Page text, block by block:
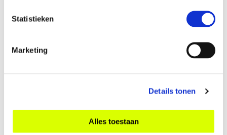
Statistieken
Marketing
Details tonen
Alles toestaan